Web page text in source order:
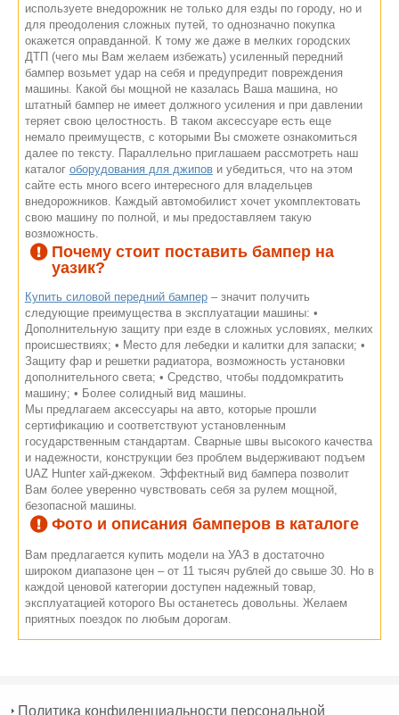
используете внедорожник не только для езды по городу, но и
для преодоления сложных путей, то однозначно покупка
окажется оправданной. К тому же даже в мелких городских
ДТП (чего мы Вам желаем избежать) усиленный передний
бампер возьмет удар на себя и предупредит повреждения
машины. Какой бы мощной не казалась Ваша машина, но
штатный бампер не имеет должного усиления и при давлении
теряет свою целостность. В таком аксессуаре есть еще
немало преимуществ, с которыми Вы сможете ознакомиться
далее по тексту. Параллельно приглашаем рассмотреть наш
каталог оборудования для джипови убедиться, что на этом
сайте есть много всего интересного для владельцев
внедорожников. Каждый автомобилист хочет укомплектовать
свою машину по полной, и мы предоставляем такую
возможность.
Почему стоит поставить бампер на
уазик?
Купить силовой передний бампер– значит получить
следующие преимущества в эксплуатации машины: •
Дополнительную защиту при езде в сложных условиях, мелких
происшествиях; • Место для лебедки и калитки для запаски; •
Защиту фар и решетки радиатора, возможность установки
дополнительного света; • Средство, чтобы поддомкратить
машину; • Более солидный вид машины.
Мы предлагаем аксессуары на авто, которые прошли
сертификацию и соответствуют установленным
государственным стандартам. Сварные швы высокого качества
и надежности, конструкции без проблем выдерживают подъем
UAZ Hunter хай-джеком. Эффектный вид бампера позволит
Вам более уверенно чувствовать себя за рулем мощной,
безопасной машины.
Фото и описания бамперов в каталоге
Вам предлагается купить модели на УАЗ в достаточно
широком диапазоне цен – от 11 тысяч рублей до свыше 30. Но в
каждой ценовой категории доступен надежный товар,
эксплуатацией которого Вы останетесь довольны. Желаем
приятных поездок по любым дорогам.
Политика конфиденциальности персональной